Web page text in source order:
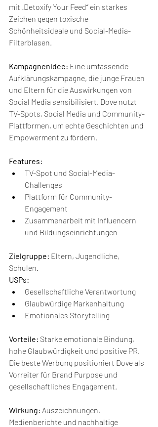
mit „Detoxify Your Feed“ ein starkes
Zeichen gegen toxische
Schönheitsideale und Social-Media-
Filterblasen.
Kampagnenidee: Eine umfassende
Aufklärungskampagne, die junge Frauen
und Eltern für die Auswirkungen von
Social Media sensibilisiert. Dove nutzt
TV-Spots, Social Media und Community-
Plattformen, um echte Geschichten und
Empowerment zu fördern.
Features:
TV-Spot und Social-Media-
Challenges
Plattform für Community-
Engagement
Zusammenarbeit mit Influencern
und Bildungseinrichtungen
Zielgruppe: Eltern, Jugendliche,
Schulen.
USPs:
Gesellschaftliche Verantwortung
Glaubwürdige Markenhaltung
Emotionales Storytelling
Vorteile: Starke emotionale Bindung,
hohe Glaubwürdigkeit und positive PR.
Die beste Werbung positioniert Dove als
Vorreiter für Brand Purpose und
gesellschaftliches Engagement.
Wirkung: Auszeichnungen,
Medienberichte und nachhaltige